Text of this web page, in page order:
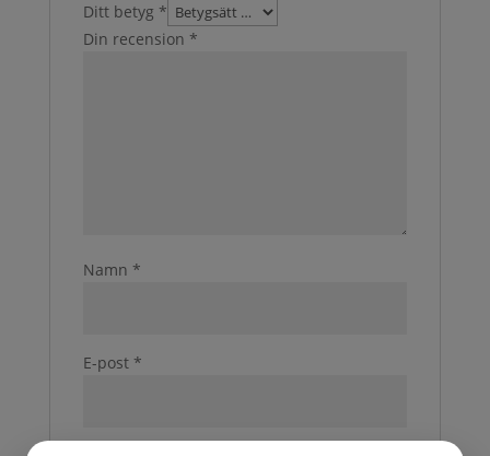
Ditt betyg *
Din recension *
Namn *
E-post *